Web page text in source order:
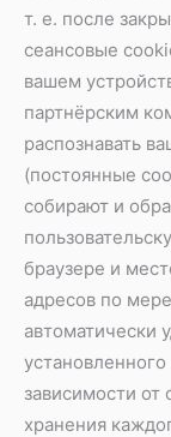
т. е. после
сеансовые
вашем
партнёрским
распознавать
(постоянные
собирают и
браузере и
адресов по
автоматически
зависимости
хранения